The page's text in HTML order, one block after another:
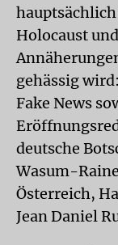
Holocaust
gehässig
Fake News
deutsche
Wasum-
Österreich,
Jean Daniel